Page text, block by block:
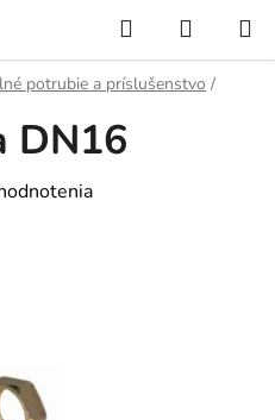
Hľadať
KOŠÍK
potrubie a príslušenstvo /
DN16